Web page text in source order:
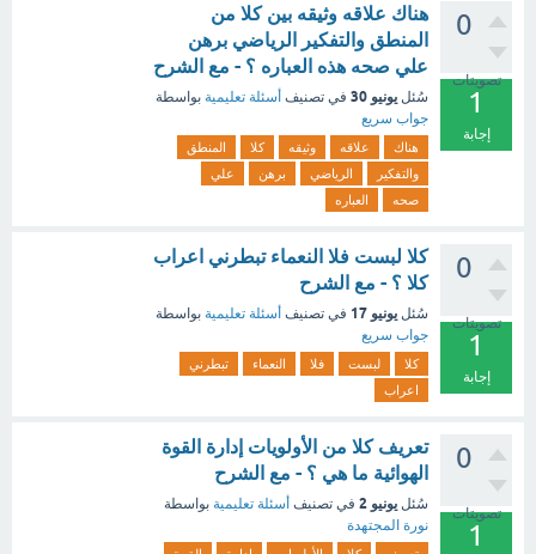
0
تصويتات
1
إجابة
هناك علاقه وثيقه بين كلا من
المنطق والتفكير الرياضي برهن
علي صحه هذه العباره ؟ - مع الشرح
سُئل يونيو 30 في تصنيف أسئلة تعليمية بواسطة
جواب سريع
هناك علاقه وثيقه كلا
المنطق
والتفكير
الرياضي برهن
علي
صحه
العباره
0
تصويتات
1
إجابة
كلا لبست فلا النعماء تبطرني اعراب
كلا ؟ - مع الشرح
سُئل يونيو 17 في تصنيف أسئلة تعليمية بواسطة
جواب سريع
كلا لبست فلا النعماء
تبطرني
اعراب
0
تصويتات
1
‏تعريف كلا من الأولويات إدارة القوة
الهوائية ما هي ؟ - مع الشرح
سُئل يونيو 2 في تصنيف أسئلة تعليمية بواسطة
نورة المجتهدة